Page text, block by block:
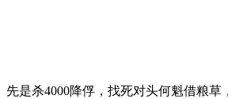
先是杀4000降俘，找死对头何魁借粮草